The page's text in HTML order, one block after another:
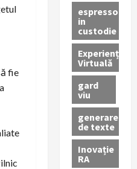
fie
espressor
in
custodie
Experiență
Virtuală
gard
viu
generare
de texte
Inovație
RA